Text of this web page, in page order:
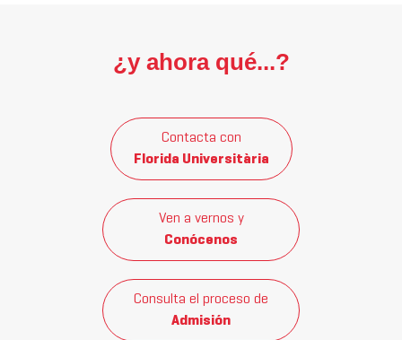
¿y ahora qué...?
Contacta con
Florida Universitària
Ven a vernos y
Conócenos
Consulta el proceso de
Admisión